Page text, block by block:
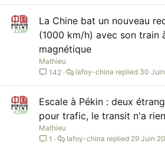
La Chine bat un nouveau
(1000 km/h) avec son train
magnétique
Mathieu
142
30
lafoy-china
Escale à Pékin : deux
pour trafic, le transit n'a
Mathieu
1
29 Juin
lafoy-china